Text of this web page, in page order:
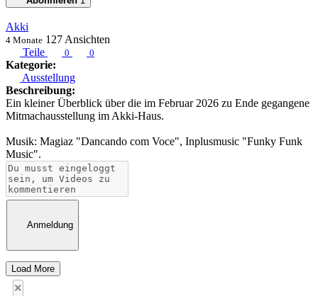
Akki
4 Monate 127 Ansichten
Teile
0 0
Kategorie:
Ausstellung
Beschreibung:
Ein kleiner Überblick über die im Februar 2026 zu Ende gegangene
Mitmachausstellung im Akki-Haus.
Musik: Magiaz "Dancando com Voce", Inplusmusic "Funky Funk
Music".
Anmeldung
Load More
×